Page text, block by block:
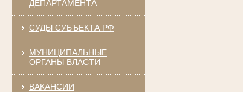
ДЕПАРТАМЕНТА
СУДЫ СУБЪЕКТА РФ
МУНИЦИПАЛЬНЫЕ
ОРГАНЫ ВЛАСТИ
ВАКАНСИИ